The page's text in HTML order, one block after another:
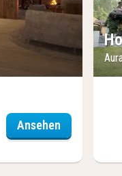
Ansehen